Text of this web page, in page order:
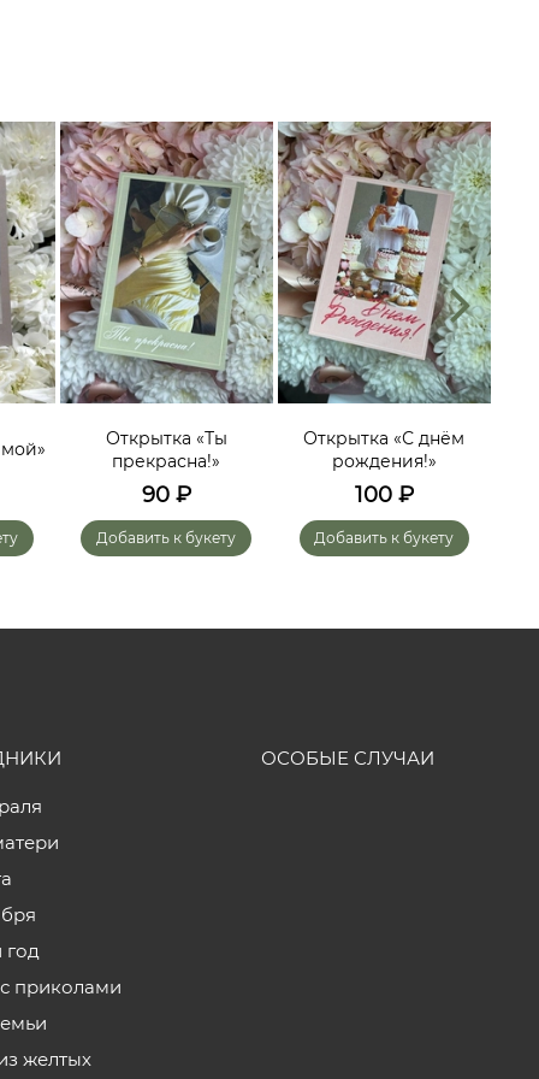
Открытка «Ты
прекрасна!»
90₽
Добавить к букету
Открытка «С днём
рождения!»
100₽
Добавить к букету
приколами
желтых
ОСОБЫЕ СЛУЧАИ